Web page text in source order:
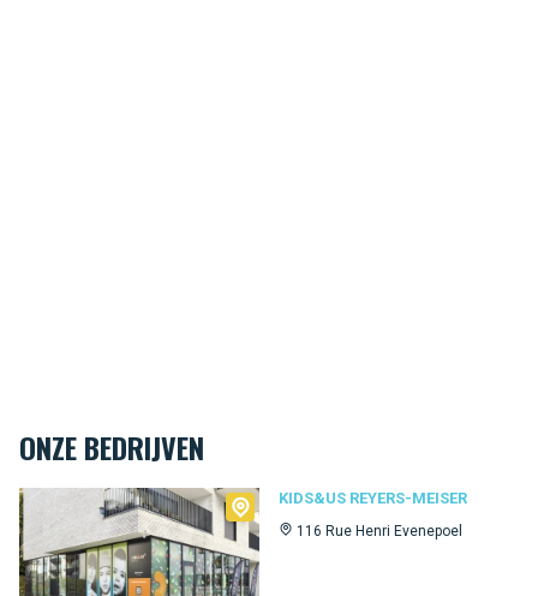
ONZE BEDRIJVEN
KIDS&US REYERS-MEISER
116 Rue Henri Evenepoel
Kids&Us Reyers-Meiser